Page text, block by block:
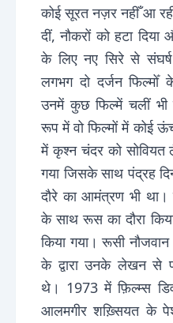
कोई सूरत नज़र नहीँ आ
दीं, नौकरों को हटा
के लिए नए सिरे से
लगभग दो दर्जन फिल्मोँ
उनमें कुछ फिल्में चलीं
रूप में वो फिल्मों में कोई
में कृश्न चंदर को
गया जिसके साथ पंद्रह
दौरे का आमंत्रण भी था।
के साथ रूस का दौरा
किया गया। रूसी
के द्वारा उनके लेखन से
थे। 1973 में फ़िल्म्स
आलमगीर शख़्सियत के